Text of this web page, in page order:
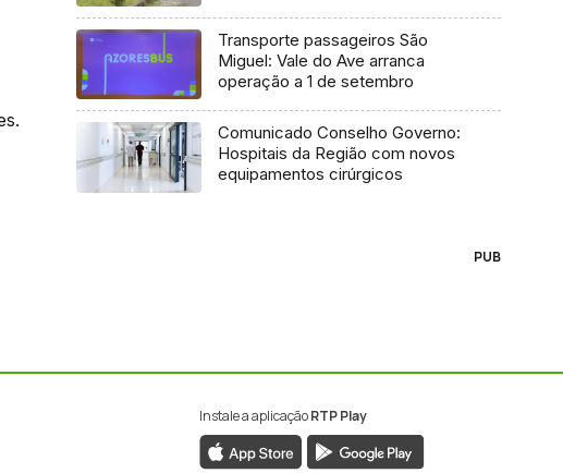
Transporte passageiros São
Miguel: Vale do Ave arranca
operação a 1 de setembro
Comunicado Conselho Governo:
Hospitais da Região com novos
equipamentos cirúrgicos
PUB
Instale a aplicaçãoRTP Play